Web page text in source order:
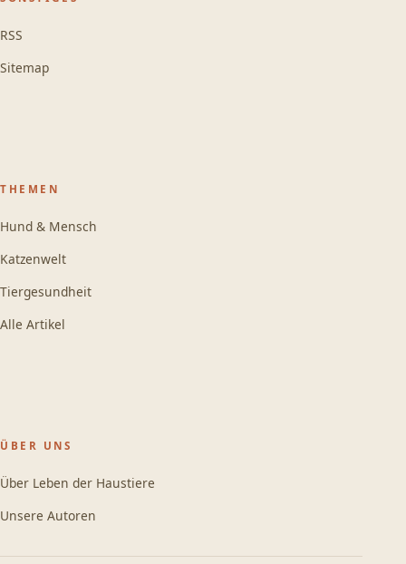
RSS
Sitemap
THEMEN
Hund & Mensch
Katzenwelt
Tiergesundheit
Alle Artikel
ÜBER UNS
Über Leben der Haustiere
Unsere Autoren